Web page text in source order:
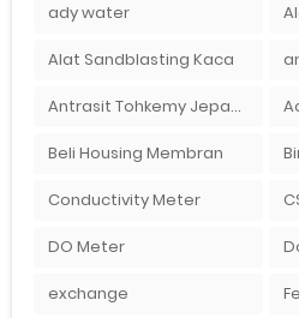
ady water
Alat Sandblasting Kaca
Antrasit Tohkemy Jepang Indonesia
Beli Housing Membran
Conductivity Meter
DO Meter
exchange